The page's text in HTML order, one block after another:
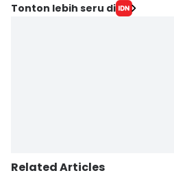
Tonton lebih seru di
Related Articles